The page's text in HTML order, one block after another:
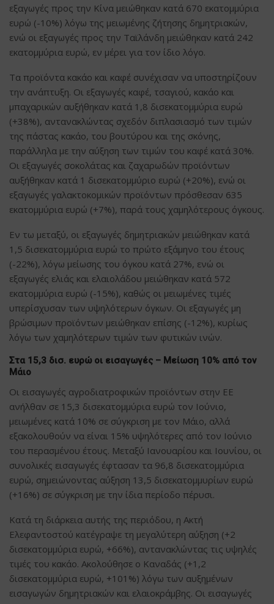
εξαγωγές προς την Κίνα μειώθηκαν κατά 670 εκατομμύρια
ευρώ (-10%) λόγω της μειωμένης ζήτησης δημητριακών,
ενώ οι εξαγωγές προς την Ταϊλάνδη μειώθηκαν κατά 242
εκατομμύρια ευρώ, εν μέρει για τον ίδιο λόγο.
Τα προϊόντα κακάο και καφέ συνέχισαν να υποστηρίζουν
την ανάπτυξη. Οι εξαγωγές καφέ, τσαγιού, κακάο και
μπαχαρικών αυξήθηκαν κατά 1,8 δισεκατομμύρια ευρώ
(+38%), αντανακλώντας σχεδόν διπλασιασμό των τιμών
της πάστας κακάο, του βουτύρου και της σκόνης,
παράλληλα με την αύξηση των τιμών του καφέ κατά 30%.
Οι εξαγωγές σοκολάτας και ζαχαρωδών προϊόντων
αυξήθηκαν κατά 1 δισεκατομμύριο ευρώ (+20%), ενώ οι
εξαγωγές γαλακτοκομικών προϊόντων πρόσθεσαν 635
εκατομμύρια ευρώ (+7%), παρά τους χαμηλότερους όγκους.
Εν τω μεταξύ, οι εξαγωγές δημητριακών μειώθηκαν κατά
1,5 δισεκατομμύρια ευρώ το πρώτο εξάμηνο του έτους
(-22%), λόγω μείωσης του όγκου κατά 27%, ενώ οι
εξαγωγές ελιάς και ελαιολάδου μειώθηκαν κατά 572
εκατομμύρια ευρώ (-15%), καθώς οι μειωμένες τιμές
υπερίσχυσαν των υψηλότερων όγκων. Οι εξαγωγές μη
βρώσιμων προϊόντων μειώθηκαν επίσης (-12%), κυρίως
λόγω των χαμηλότερων τιμών των φυτικών ινών.
Στα 15,3 δισ. ευρώ οι εισαγωγές – Μείωση 10% από τον
Μάιο
Οι εισαγωγές αγροδιατροφικών προϊόντων στην ΕΕ
ανήλθαν σε 15,3 δισεκατομμύρια ευρώ τον Ιούνιο,
μειωμένες κατά 10% σε σύγκριση με τον Μάιο, αλλά
εξακολουθούν να είναι 15% υψηλότερες από τον Ιούνιο
του περασμένου έτους. Μεταξύ Ιανουαρίου και Ιουνίου, οι
συνολικές εισαγωγές έφτασαν τα 96,8 δισεκατομμύρια
ευρώ, σημειώνοντας αύξηση 13,5 δισεκατομμυρίων ευρώ
(+16%) σε σύγκριση με την ίδια περίοδο πέρυσι.
Κατά τη διάρκεια αυτής της περιόδου, η Ακτή
Ελεφαντοστού κατέγραψε τη μεγαλύτερη αύξηση (+2
δισεκατομμύρια ευρώ, +66%), αντανακλώντας τις υψηλές
τιμές του κακάο. Ακολούθησε ο Καναδάς (+1,2
δισεκατομμύρια ευρώ, +101%) λόγω των αυξημένων
εισαγωγών δημητριακών και ελαιοκράμβης. Οι εισαγωγές